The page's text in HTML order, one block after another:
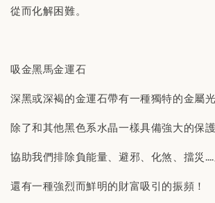
從而化解困難。
吸金黑馬金運石
深黑或深褐的金運石帶有一種獨特的金屬光
除了和其他黑色系水晶一樣具備強大的保護
協助我們排除負能量、避邪、化煞、擋災….
還有一種強烈而鮮明的財富吸引的振頻！